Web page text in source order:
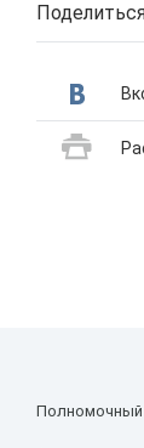
Полномочный